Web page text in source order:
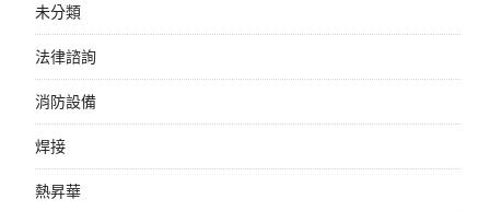
未分類
法律諮詢
消防設備
焊接
熱昇華